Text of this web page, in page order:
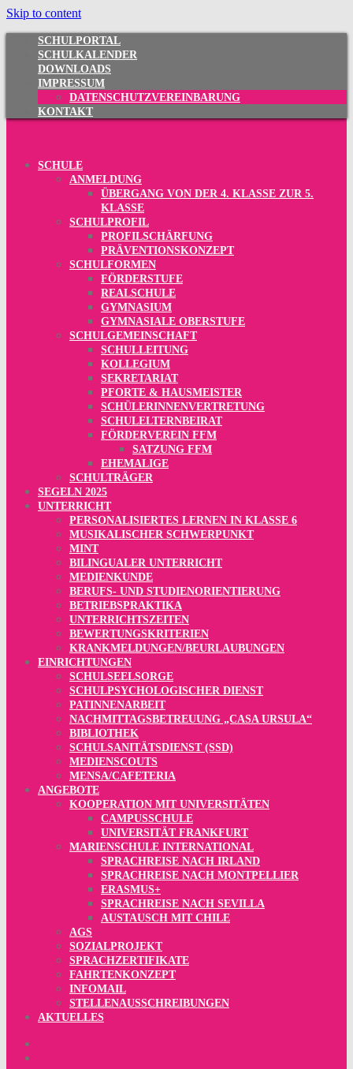
Skip to content
SCHULPORTAL
SCHULKALENDER
DOWNLOADS
IMPRESSUM
DATENSCHUTZVEREINBARUNG
KONTAKT
SCHULE
ANMELDUNG
ÜBERGANG VON DER 4. KLASSE ZUR 5.
KLASSE
SCHULPROFIL
PROFILSCHÄRFUNG
PRÄVENTIONSKONZEPT
SCHULFORMEN
FÖRDERSTUFE
REALSCHULE
GYMNASIUM
GYMNASIALE OBERSTUFE
SCHULGEMEINSCHAFT
SCHULLEITUNG
KOLLEGIUM
SEKRETARIAT
PFORTE & HAUSMEISTER
SCHÜLERINNENVERTRETUNG
SCHULELTERNBEIRAT
FÖRDERVEREIN FFM
SATZUNG FFM
EHEMALIGE
SCHULTRÄGER
SEGELN 2025
UNTERRICHT
PERSONALISIERTES LERNEN IN KLASSE 6
MUSIKALISCHER SCHWERPUNKT
MINT
BILINGUALER UNTERRICHT
MEDIENKUNDE
BERUFS- UND STUDIENORIENTIERUNG
BETRIEBSPRAKTIKA
UNTERRICHTSZEITEN
BEWERTUNGSKRITERIEN
KRANKMELDUNGEN/BEURLAUBUNGEN
EINRICHTUNGEN
SCHULSEELSORGE
SCHULPSYCHOLOGISCHER DIENST
PATINNENARBEIT
NACHMITTAGSBETREUUNG „CASA URSULA“
BIBLIOTHEK
SCHULSANITÄTSDIENST (SSD)
MEDIENSCOUTS
MENSA/CAFETERIA
ANGEBOTE
KOOPERATION MIT UNIVERSITÄTEN
CAMPUSSCHULE
UNIVERSITÄT FRANKFURT
MARIENSCHULE INTERNATIONAL
SPRACHREISE NACH IRLAND
SPRACHREISE NACH MONTPELLIER
ERASMUS+
SPRACHREISE NACH SEVILLA
AUSTAUSCH MIT CHILE
AGS
SOZIALPROJEKT
SPRACHZERTIFIKATE
FAHRTENKONZEPT
INFOMAIL
STELLENAUSSCHREIBUNGEN
AKTUELLES